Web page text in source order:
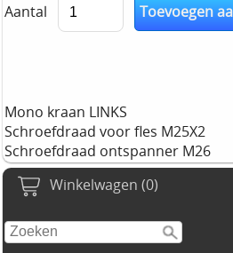
Winkelwagen (0)
Aantal
Mono kraan LINKS
Schroefdraad voor fles M25X2
Schroefdraad ontspanner M26